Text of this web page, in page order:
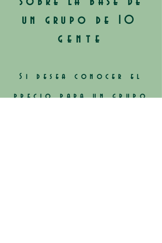
un grupo de 10
gente
Si desea conocer el
precio para un grupo